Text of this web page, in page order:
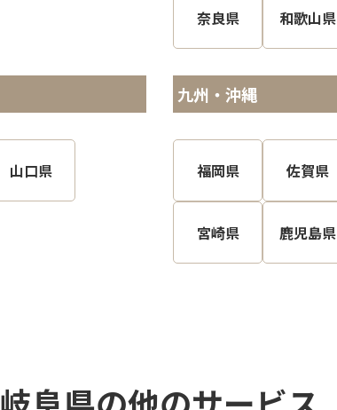
奈良県 和歌山県
山口県
九州・沖縄
福岡県 佐賀県
宮崎県 鹿児島県